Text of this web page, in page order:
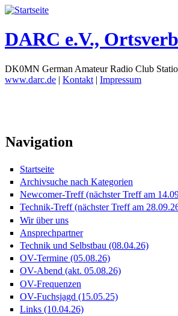
DARC e.V.,
DK0MN German Amateur Radio Club
www.darc.de | Kontakt | Impressum
Navigation
Startseite
Archivsuche nach Kategorien
Newcomer-Treff (nächster Treff am
Technik-Treff (nächster Treff am
Wir über uns
Ansprechpartner
Technik und Selbstbau (08.04.26)
OV-Termine (05.08.26)
OV-Abend (akt. 05.08.26)
OV-Frequenzen
OV-Fuchsjagd (15.05.25)
Links (10.04.26)